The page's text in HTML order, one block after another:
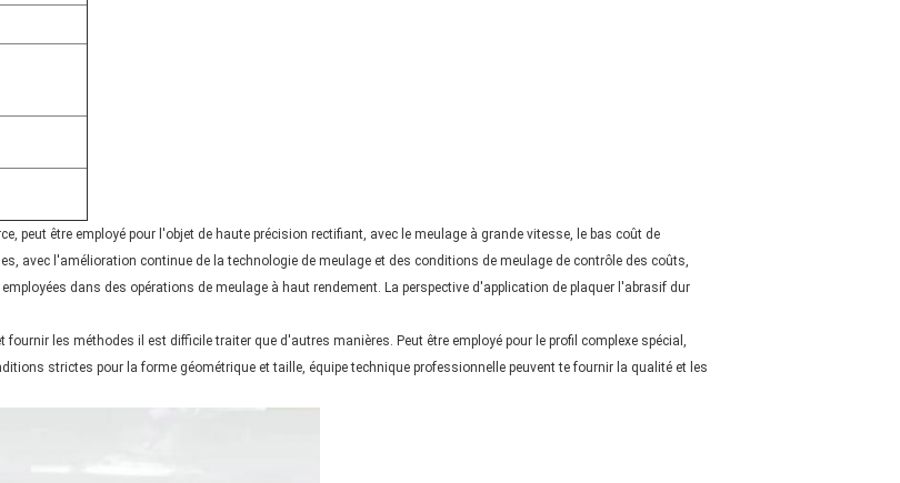
peut être employé pour l'objet de haute précision rectifiant, avec le meulage à grande vitesse, le bas coût de
avec l'amélioration continue de la technologie de meulage et des conditions de meulage de contrôle des coûts,
dans des opérations de meulage à haut rendement. La perspective d'application de plaquer l'abrasif dur
les méthodes il est difficile traiter que d'autres manières. Peut être employé pour le profil complexe spécial,
strictes pour la forme géométrique et taille, équipe technique professionnelle peuvent te fournir la qualité et les